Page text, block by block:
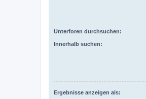
Unterforen durchsuchen:
Innerhalb suchen:
Ergebnisse anzeigen als: